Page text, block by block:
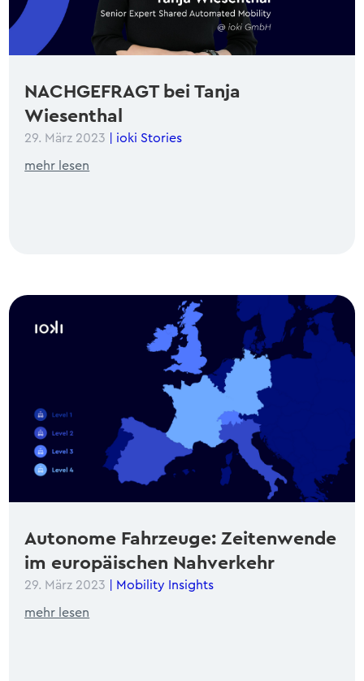
NACHGEFRAGT bei Tanja
Wiesenthal
29. März 2023 ioki Stories
mehr lesen
Autonome Fahrzeuge: Zeitenwende
im europäischen Nahverkehr
29. März 2023 Mobility Insights
mehr lesen